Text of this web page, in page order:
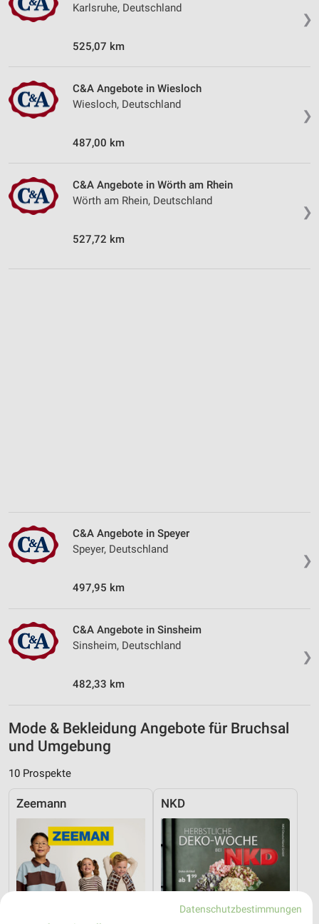
❯
Karlsruhe, Deutschland
525,07 km
❯
C&A Angebote in Wiesloch
Wiesloch, Deutschland
487,00 km
❯
C&A Angebote in Wörth am Rhein
Wörth am Rhein, Deutschland
527,72 km
❯
C&A Angebote in Speyer
Speyer, Deutschland
497,95 km
❯
C&A Angebote in Sinsheim
Sinsheim, Deutschland
482,33 km
Mode & Bekleidung Angebote für Bruchsal
und Umgebung
10 Prospekte
Zeemann NKD
Datenschutzbestimmungen